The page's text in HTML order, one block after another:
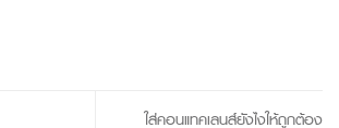
ใส่คอนแทคเลนส์ยังไงให้ถูกต้อง